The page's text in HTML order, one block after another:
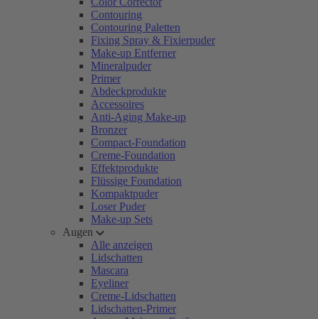
Contouring
Contouring Paletten
Fixing Spray & Fixierpuder
Make-up Entferner
Mineralpuder
Primer
Abdeckprodukte
Accessoires
Anti-Aging Make-up
Bronzer
Compact-Foundation
Creme-Foundation
Effektprodukte
Flüssige Foundation
Kompaktpuder
Loser Puder
Make-up Sets
Augen
Alle anzeigen
Lidschatten
Mascara
Eyeliner
Creme-Lidschatten
Lidschatten-Primer